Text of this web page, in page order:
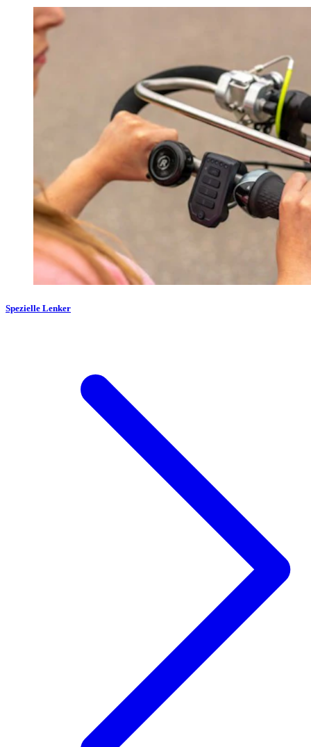
Spezielle Lenker